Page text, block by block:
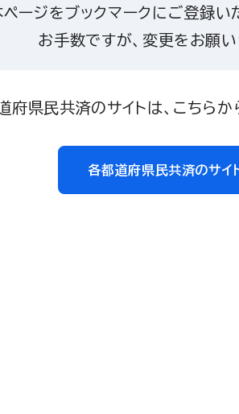
ページをブックマークにご登録
お手数ですが、変更をお願い
府県民共済のサイトは、こちらか
各都道府県民共済のサイ